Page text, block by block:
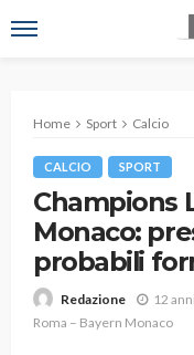
Home Sport Calcio
CALCIO SPORT
Champions
Monaco:
probabili
Redazione 12
Roma – Bayern Monaco